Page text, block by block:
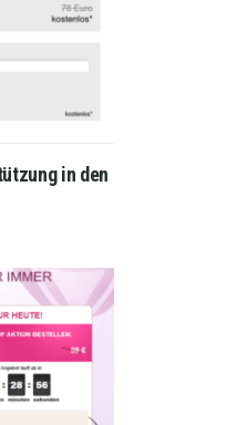
in den